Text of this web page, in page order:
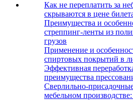
Как не переплатить за
скрываются в цене
Преимущества и
стреппинг-ленты из
грузов
Применение и
спиртовых покрытий в
Эффективная
преимущества
Сверлильно-
мебельном